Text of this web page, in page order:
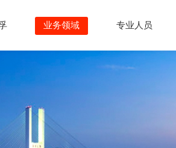
业务领域 专业人员